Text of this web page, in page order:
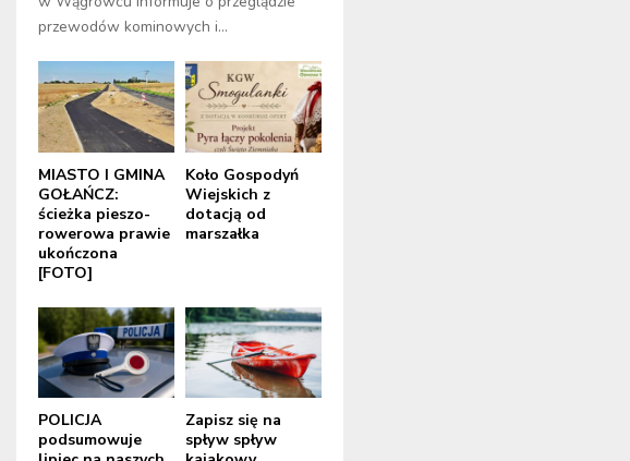
przewodów kominowych i...
MIASTO I GMINA
GOŁAŃCZ:
ścieżka pieszo-
rowerowa prawie
ukończona
[FOTO]
Koło Gospodyń
Wiejskich z
dotacją od
marszałka
POLICJA
podsumowuje
Zapisz się na
spływ spływ